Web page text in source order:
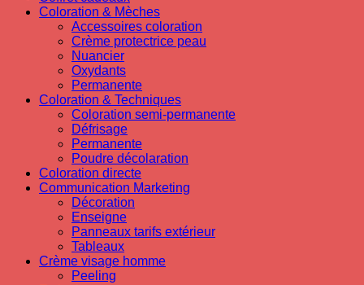
Coloration & Mèches
Accessoires coloration
Crème protectrice peau
Nuancier
Oxydants
Permanente
Coloration & Techniques
Coloration semi-permanente
Défrisage
Permanente
Poudre décolaration
Coloration directe
Communication Marketing
Décoration
Enseigne
Panneaux tarifs extérieur
Tableaux
Crème visage homme
Peeling